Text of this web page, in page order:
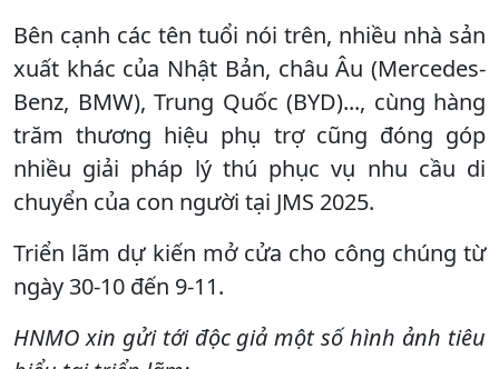
Bên cạnh các tên tuổi nói trên, nhiều nhà sản
xuất khác của Nhật Bản, châu Âu (Mercedes-
Benz, BMW), Trung Quốc (BYD)..., cùng hàng
trăm thương hiệu phụ trợ cũng đóng góp
nhiều giải pháp lý thú phục vụ nhu cầu di
chuyển của con người tại JMS 2025.
Triển lãm dự kiến mở cửa cho công chúng từ
ngày 30-10 đến 9-11.
HNMO xin gửi tới độc giả một số hình ảnh tiêu